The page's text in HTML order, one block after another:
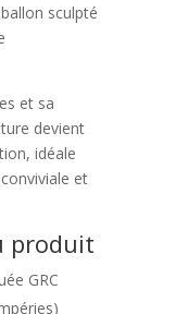
sculpté
et sa
devient
idéale
et
produit
GRC